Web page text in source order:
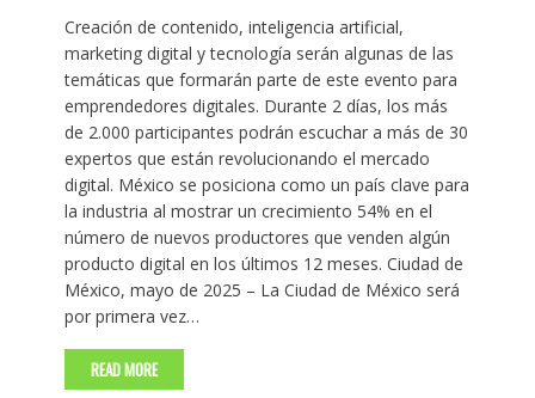
Creación de contenido, inteligencia artificial,
marketing digital y tecnología serán algunas de las
temáticas que formarán parte de este evento para
emprendedores digitales. Durante 2 días, los más
de 2.000 participantes podrán escuchar a más de 30
expertos que están revolucionando el mercado
digital. México se posiciona como un país clave para
la industria al mostrar un crecimiento 54% en el
número de nuevos productores que venden algún
producto digital en los últimos 12 meses. Ciudad de
México, mayo de 2025 – La Ciudad de México será
por primera vez…
READ MORE